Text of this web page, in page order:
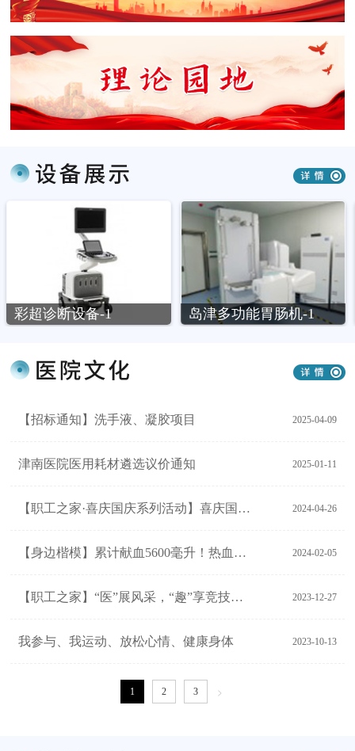
岛津多功能胃肠机-1 德国费森尤斯品牌4008s血液透析机-1
【招标通知】洗手液、凝胶项目 2025-04-09
津南医院医用耗材遴选议价通知 2025-01-11
【职工之家·喜庆国庆系列活动】喜庆国庆、享受生活、身体健康—... 2024-04-26
【身边楷模】累计献血5600毫升！热血诠释医者仁心 2024-02-05
【职工之家】“医”展风采，“趣”享竞技——津南医院举办职工文... 2023-12-27
我参与、我运动、放松心情、健康身体 2023-10-13
1 2 3 >